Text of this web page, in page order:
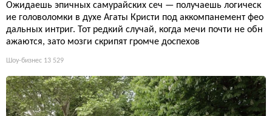
Ожидаешь эпичных самурайских сеч — получаешь логическ
ие головоломки в духе Агаты Кристи под аккомпанемент фео
дальных интриг. Тот редкий случай, когда мечи почти не обн
ажаются, зато мозги скрипят громче доспехов
Шоу-бизнес 13 529